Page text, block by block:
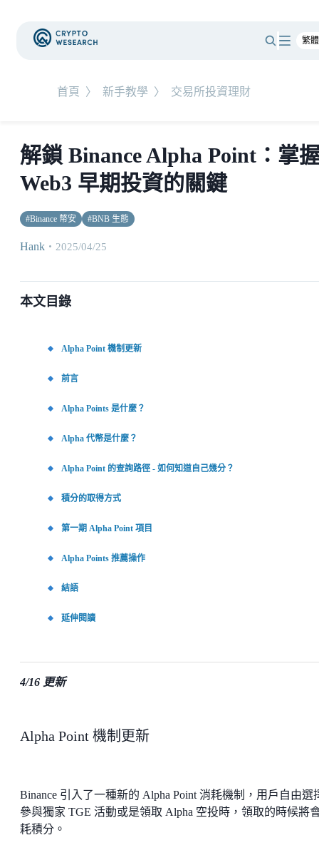
首頁 〉 新手教學 〉 交易所投資理財
解鎖 Binance Alpha Point：掌
Web3 早期投資的關鍵
#Binance 幣安 #BNB 生態
Hank ・ 2025/04/25
本文目錄
Alpha Point 機制更新
前言
Alpha Points 是什麼？
Alpha 代幣是什麼？
Alpha Point 的查詢路徑 - 如何知道自己幾分？
積分的取得方式
第一期 Alpha Point 項目
Alpha Points 推薦操作
結語
延伸閱讀
4/16 更新
Alpha Point 機制更新
Binance 引入了一種新的 Alpha Point 消耗機制，用戶自由選
參與獨家 TGE 活動或是領取 Alpha 空投時，領取的時候將
耗積分。